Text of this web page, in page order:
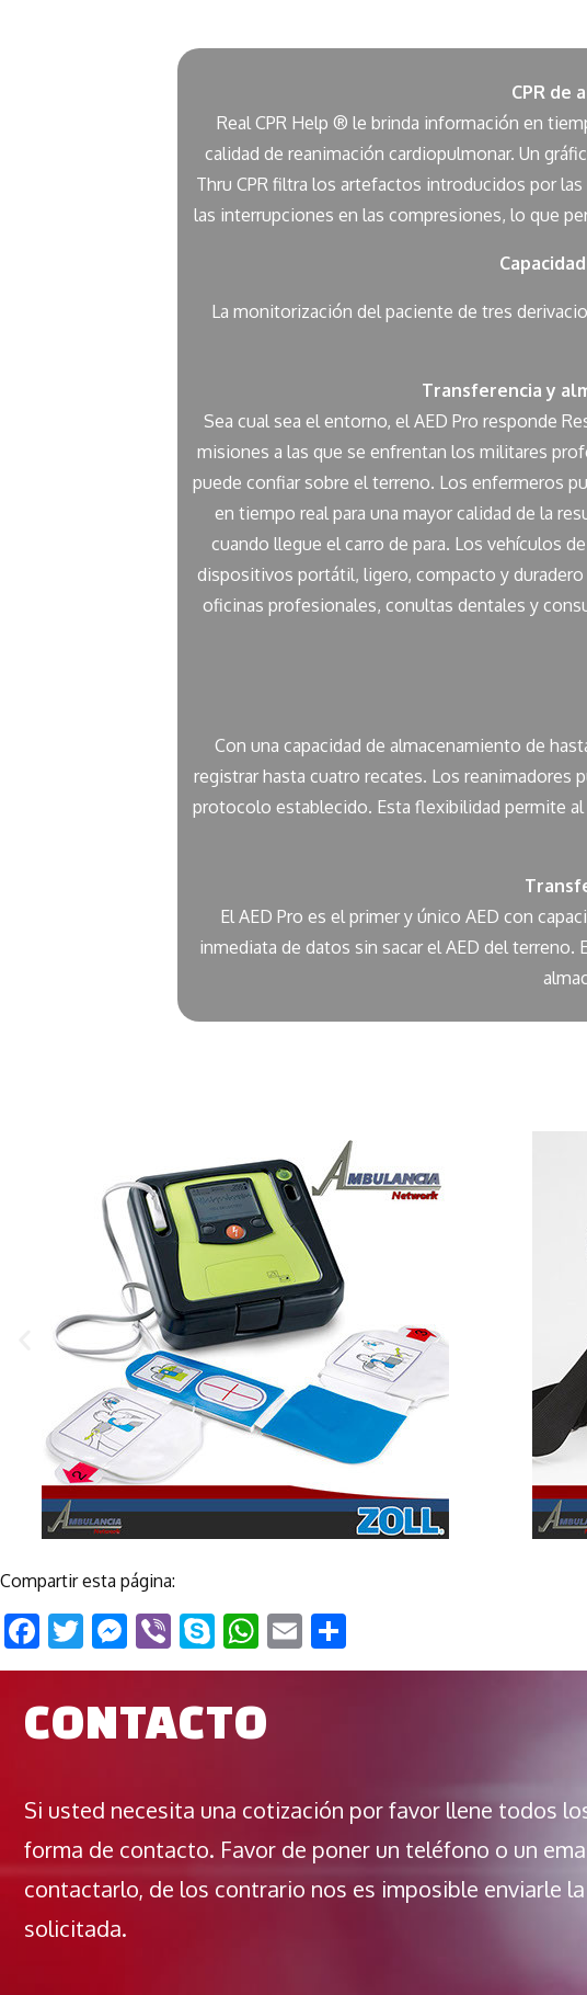
CPR de
Real CPR Help ® le brinda información en
calidad de reanimación cardiopulmonar. Un
Thru CPR filtra los artefactos introducidos por
las interrupciones en las compresiones, lo que
La monitorización del paciente de tres
Transferencia y
Sea cual sea el entorno, el AED Pro responde
misiones a las que se enfrentan los militares
puede confiar sobre el terreno. Los enfermeros
en tiempo real para una mayor calidad de la
cuando llegue el carro de para. Los vehículos
dispositivos portátil, ligero, compacto y
oficinas profesionales, conultas dentales y
Con una capacidad de almacenamiento de
registrar hasta cuatro recates. Los reanimadores
protocolo establecido. Esta flexibilidad permite
El AED Pro es el primer y único AED con
inmediata de datos sin sacar el AED del
Compartir esta página:
Facebook
Twitter
Messenger
ViberSkypeWhatsApp
Email
CONTACTO
Si usted necesita una cotización por favor llene todos
forma de contacto. Favor de poner un teléfono o un
contactarlo, de los contrario nos es imposible enviarle
solicitada.